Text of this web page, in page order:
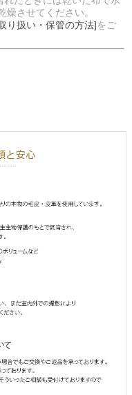
させてください。
り扱い・保管の方法]をご